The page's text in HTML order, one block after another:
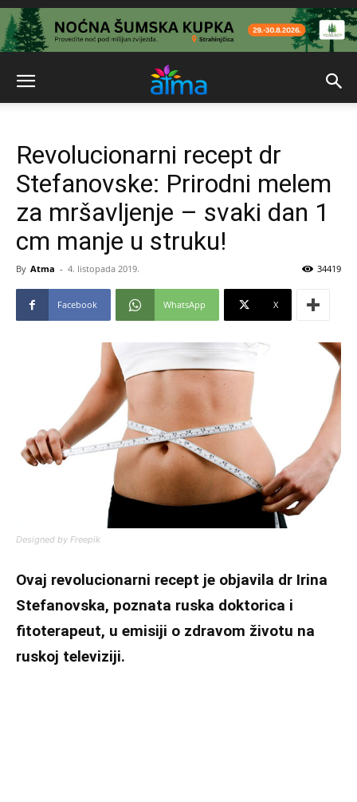
Revolucionarni recept dr
Stefanovske: Prirodni melem
za mršavljenje – svaki dan 1
cm manje u struku!
By Atma - 4. listopada 2019. 34419
Facebook WhatsApp X
Designed by Freepik
Ovaj revolucionarni recept je objavila dr Irina
Stefanovska, poznata ruska doktorica i
fitoterapeut, u emisiji o zdravom životu na
ruskoj televiziji.